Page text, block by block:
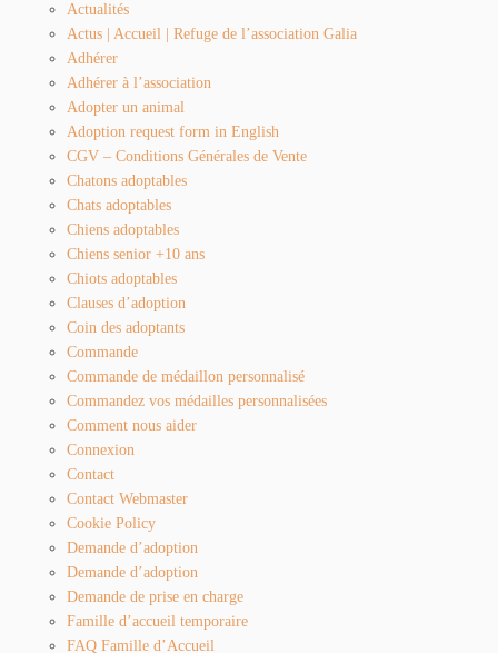
Actualités
Actus | Accueil | Refuge de l’association Galia
Adhérer
Adhérer à l’association
Adopter un animal
Adoption request form in English
CGV – Conditions Générales de Vente
Chatons adoptables
Chats adoptables
Chiens adoptables
Chiens senior +10 ans
Chiots adoptables
Clauses d’adoption
Coin des adoptants
Commande
Commande de médaillon personnalisé
Commandez vos médailles personnalisées
Comment nous aider
Connexion
Contact
Contact Webmaster
Cookie Policy
Demande d’adoption
Demande d’adoption
Demande de prise en charge
Famille d’accueil temporaire
FAQ Famille d’Accueil